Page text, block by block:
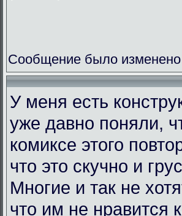
Сообщение было изменено
У меня есть
уже давно поняли,
комиксе этого
что это скучно и
Многие и так не
что им не нравится